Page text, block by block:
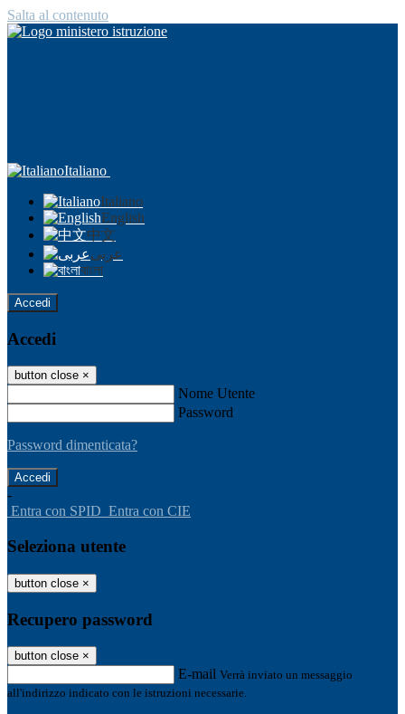
Salta al contenuto
Italiano
Italiano
English
中文
عربى
বাংলা
Accedi
Accedi
button close ×
Nome Utente
Password
Password dimenticata?
-
Entra con SPID Entra con CIE
Seleziona utente
button close ×
Recupero password
button close ×
E-mail Verrà inviato un messaggio
all'indirizzo indicato con le istruzioni necessarie.